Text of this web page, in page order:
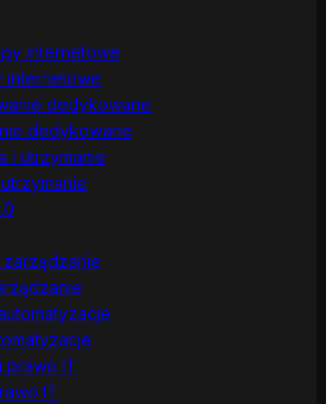
internetowe
dedykowane
IT